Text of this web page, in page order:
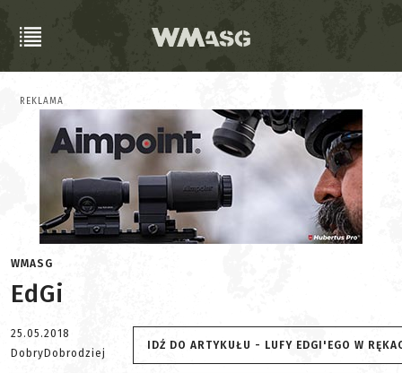
REKLAMA
WMASG
EdGi
25.05.2018
DobryDobrodziej
IDŹ DO ARTYKUŁU - LUFY EDGI'EGO W